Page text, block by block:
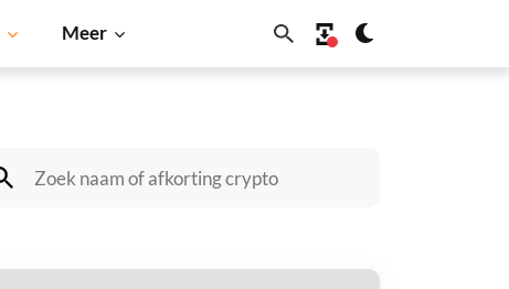
Meer
Cardano Dogecoin